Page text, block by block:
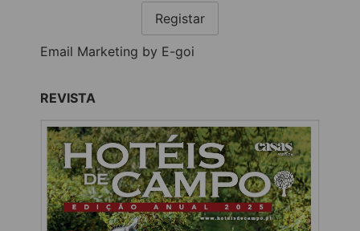
Registar
Email Marketing by E-goi
REVISTA